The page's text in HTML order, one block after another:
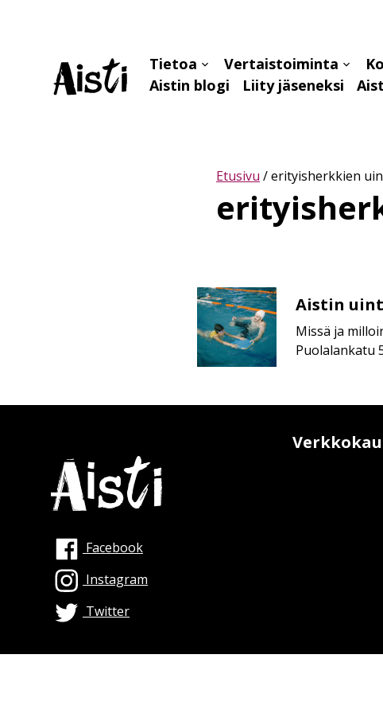
Tietoa
Avaa
alavalikko
Vertaistoiminta
Avaa
Aistin blogi
Liity jäseneksi
Etusivu /erityisherkkien
Aistin
uintiryhmät
neurovähemmistön
lapsille
ja nuorille
Aistin
Missä ja
Puolalankatu
Facebook
Instagram
Twitter